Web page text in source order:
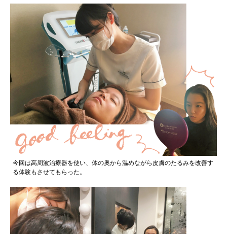
今回は高周波治療器を使い、体の奥から温めながら皮膚のたるみを改善す
る体験もさせてもらった。